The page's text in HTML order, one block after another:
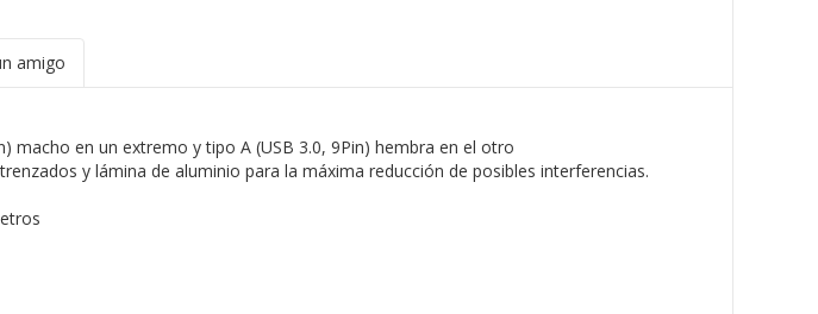
amigo
macho en un extremo y tipo A (USB 3.0, 9Pin) hembra en el otro
y lámina de aluminio para la máxima reducción de posibles interferencias.